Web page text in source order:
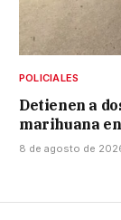
POLICIALES
Detienen a
marihuana
8 de agosto de